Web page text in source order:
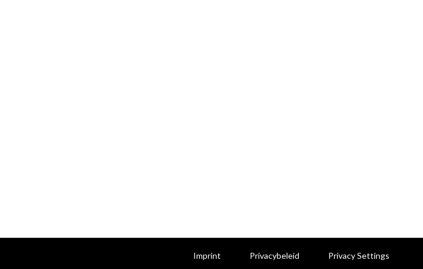
Imprint Privacybeleid Privacy Settings